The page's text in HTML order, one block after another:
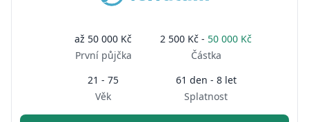
až 50 000 Kč
První půjčka
2 500 Kč - 50 000 Kč
Částka
21 - 75
Věk
61 den - 8 let
Splatnost